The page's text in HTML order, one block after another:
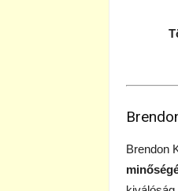
Brendon